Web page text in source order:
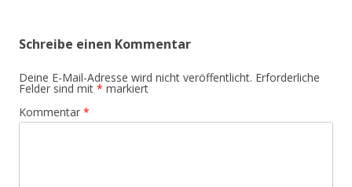
Schreibe einen Kommentar
Deine E-Mail-Adresse wird nicht veröffentlicht. Erforderliche
Felder sind mit * markiert
Kommentar *